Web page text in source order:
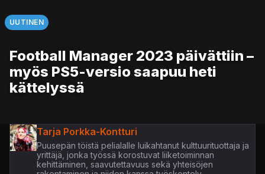
UUTINEN
Football Manager 2023 päivättiin –
myös PS5-versio saapuu heti
kättelyssä
Tarja Porkka-Kontturi
Puusepän töistä pelialalle luikahtanut kulttuurituottaja ja
yrittäjä, jonka työssä korostuvat liiketoiminnan
kehittäminen, saavutettavuus sekä yhteisöjen